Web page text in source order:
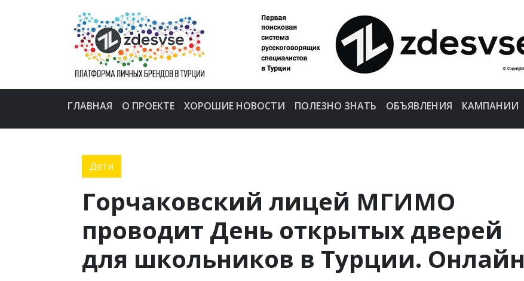
ГЛАВНАЯ О ПРОЕКТЕ ХОРОШИЕ НОВОСТИ ПОЛЕЗНО ЗНАТЬ ОБЪЯВЛЕНИЯ КАМПАНИИ
Дети
Горчаковский лицей МГИМО
проводит День открытых дверей
для школьников в Турции. Онлайн